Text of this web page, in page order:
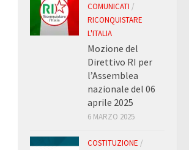
COMUNICATI /
RICONQUISTARE
L'ITALIA
Mozione del
Direttivo RI per
l’Assemblea
nazionale del 06
aprile 2025
6 MARZO 2025
COSTITUZIONE /